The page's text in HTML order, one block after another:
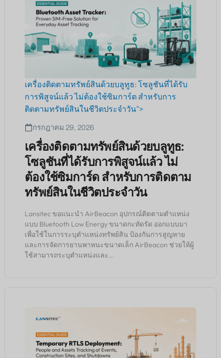
เครื่องติดตามทรัพย์สินด้วยบลูทูธ: โซลูชันที่ได้รับ
การพิสูจน์แล้ว ไม่ต้องใช้ซิมการ์ด สำหรับการ
ติดตามทรัพย์สินในชีวิตประจำวัน">
กรกฎาคม 29, 2026
เครื่องติดตามทรัพย์สินด้วยบลูทูธ:
โซลูชันที่ได้รับการพิสูจน์แล้ว ไม่
ต้องใช้ซิมการ์ด สำหรับการติดตาม
ทรัพย์สินในชีวิตประจำวัน
Lansitec ขอแนะนำ AirBeacon อุปกรณ์ติดตามตำแหน่ง
แบบ Bluetooth Low Energy ขนาดกะทัดรัด ออกแบบมา
เพื่อใช้ในการระบุตำแหน่งทรัพย์สิน ป้องกันการสูญหาย
และการจัดการยานพาหนะขนาดเล็ก AirBeacon ช่วยให้ผู้
ใช้สามารถระบุตำแหน่งและ...